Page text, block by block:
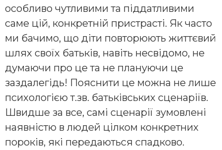
особливо чутливими та піддатливими
саме цій, конкретній пристрасті. Як часто
ми бачимо, що діти повторюють життєвий
шлях своїх батьків, навіть несвідомо, не
думаючи про це та не плануючи це
заздалегідь! Пояснити це можна не лише
психологією т.зв. батьківських сценаріїв.
Швидше за все, самі сценарії зумовлені
наявністю в людей цілком конкретних
пороків, які передаються спадково.